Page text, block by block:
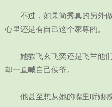
不过，如果简秀真的另外做
心里还是有自己这个家尊的。
她教飞玄飞奕还是飞兰他们
却一直喊自己侯爷。
他甚至想从她的嘴里听她喊